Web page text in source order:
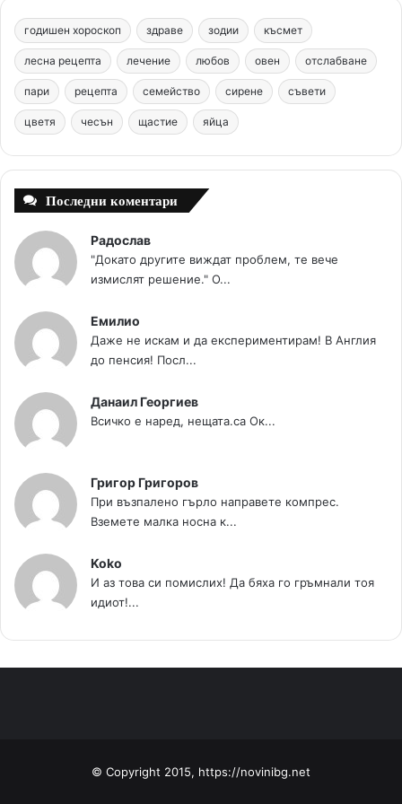
b
o
o
k
e
r
e
s
t
u
b
e
a
g
r
m
m
годишен хороскоп здраве зодии късмет
лесна рецепта лечение любов овен отслабване
пари рецепта семейство сирене съвети
цветя чесън щастие яйца
Последни коментари
Радослав
"Докато другите виждат проблем, те вече
измислят решение." О...
Емилио
Даже не искам и да експериментирам! В Англия
до пенсия! Посл...
Данаил Георгиев
Всичко е наред, нещата.са Ок...
Григор Григоров
При възпалено гърло направете компрес.
Вземете малка носна к...
Koko
И аз това си помислих! Да бяха го гръмнали тоя
идиот!...
© Copyright 2015, https://novinibg.net